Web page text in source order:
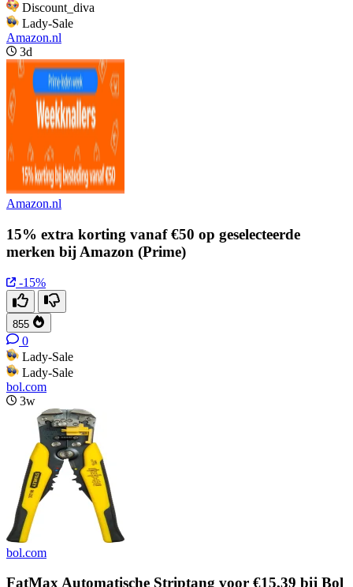
Discount_diva
Lady-Sale
Amazon.nl
3d
Amazon.nl
15% extra korting vanaf €50 op geselecteerde
merken bij Amazon (Prime)
-15%
855
0
Lady-Sale
Lady-Sale
bol.com
3w
bol.com
FatMax Automatische Striptang voor €15,39 bij Bol